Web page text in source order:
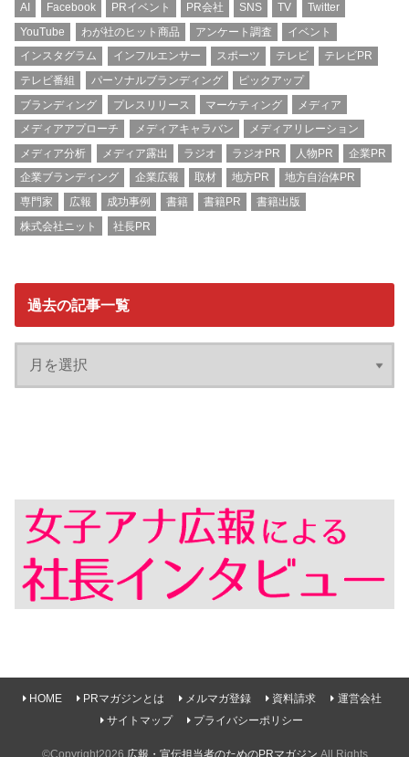
AI Facebook PRイベント PR会社 SNS TV
Twitter
YouTube
わが社のヒット商品 アンケート調査
イベント
インスタグラム
インフルエンサー スポーツ テレビ
テレビPR
テレビ番組
パーソナルブランディング
ピックアップ
ブランディング
プレスリリース マーケティング
メディア
メディアアプローチ
メディアキャラバン
メディアリレーション
メディア分析
メディア露出 ラジオ ラジオPR 人物PR
企業PR
企業ブランディング
企業広報 取材 地方PR
地方自治体PR
専門家
広報 成功事例 書籍 書籍PR
書籍出版
株式会社ニット
社長PR
過去の記事一覧
HOME PRマガジンとは メルマガ登録 資料請求
運営会社
サイトマップ
プライバシーポリシー
©Copyright2026 広報・宣伝担当者のためのPRマガジン .All Rights